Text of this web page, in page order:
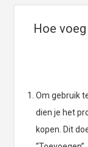
Hoe
Om gebruik
dien je het
kopen. Dit